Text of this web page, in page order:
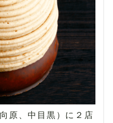
原、中目黒）に２店